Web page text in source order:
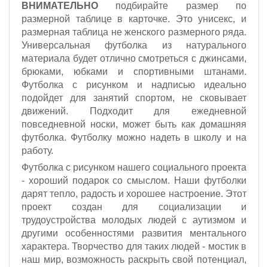
ВНИМАТЕЛЬНО подбирайте размер по
размерной таблице в карточке. Это унисекс, и
размерная таблица не женского размерного ряда.
Универсальная футболка из натурального
материала будет отлично смотреться с джинсами,
брюками, юбками и спортивными штанами.
Футболка с рисунком и надписью идеально
подойдет для занятий спортом, не сковывает
движений. Подходит для ежедневной
повседневной носки, может быть как домашняя
футболка. Футболку можно надеть в школу и на
работу.
Футболка с рисунком нашего социального проекта
- хороший подарок со смыслом. Наши футболки
дарят тепло, радость и хорошее настроение. Этот
проект создан для социализации и
трудоустройства молодых людей с аутизмом и
другими особенностями развития ментального
характера. Творчество для таких людей - мостик в
наш мир, возможность раскрыть свой потенциал,